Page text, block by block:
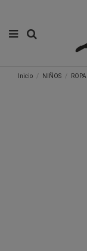
Inicio NIÑOS